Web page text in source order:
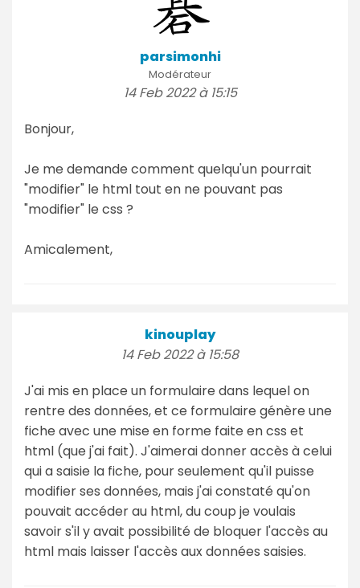
parsimonhi
Modérateur
14 Feb 2022 à 15:15
Bonjour,
Je me demande comment quelqu'un pourrait
"modifier" le html tout en ne pouvant pas
"modifier" le css ?
Amicalement,
kinouplay
14 Feb 2022 à 15:58
J'ai mis en place un formulaire dans lequel on
rentre des données, et ce formulaire génère une
fiche avec une mise en forme faite en css et
html (que j'ai fait). J'aimerai donner accès à celui
qui a saisie la fiche, pour seulement qu'il puisse
modifier ses données, mais j'ai constaté qu'on
pouvait accéder au html, du coup je voulais
savoir s'il y avait possibilité de bloquer l'accès au
html mais laisser l'accès aux données saisies.